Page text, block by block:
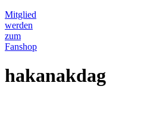
Mitglied
werden
zum
Fanshop
hakanakdag